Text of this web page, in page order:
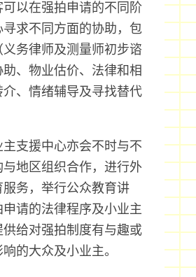
以在强拍申请的不同阶
求不同方面的协助，包
务律师及测量师初步谘
、物业估价、法律和相
、情绪辅导及寻找替代
支援中心亦会不时与不
与地区组织合作，进行外
务，举行公众教育讲
请的法律程序及小业主
给对强拍制度有与趣或
的大众及小业主。